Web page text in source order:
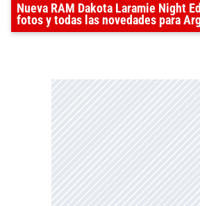
Nueva RAM Dakota Laramie Night
fotos y todas las novedades para